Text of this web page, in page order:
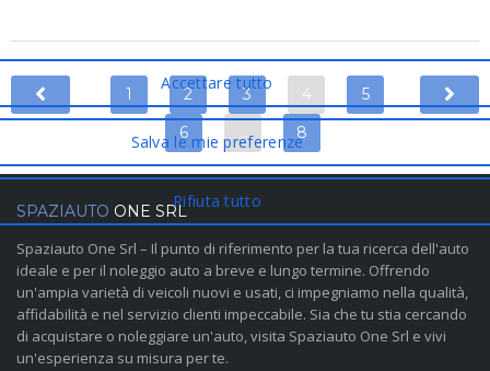
1 2 3 4
5
6
… 8
SPAZIAUTO ONE SRL
Spaziauto One Srl – Il punto di riferimento per la tua ricerca dell'auto
ideale e per il noleggio auto a breve e lungo termine. Offrendo
un'ampia varietà di veicoli nuovi e usati, ci impegniamo nella qualità,
affidabilità e nel servizio clienti impeccabile. Sia che tu stia cercando
di acquistare o noleggiare un'auto, visita Spaziauto One Srl e vivi
un'esperienza su misura per te.